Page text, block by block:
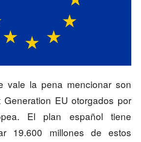
vale la pena mencionar son
EU otorgados por
El plan español tiene
19.600 millones de estos